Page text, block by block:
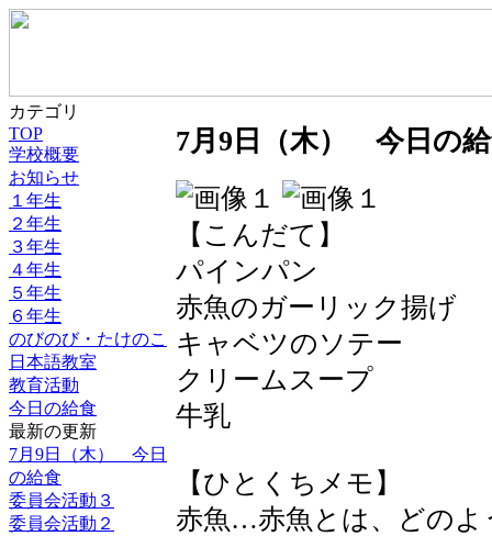
カテゴリ
TOP
学校概要
お知らせ
１年生
２年生
３年生
４年生
５年生
６年生
のびのび・たけのこ
日本語教室
教育活動
今日の給食
最新の更新
7月9日（木） 今日
の給食
委員会活動３
委員会活動２
7月9日（木） 今日の
【こんだて】
パインパン
赤魚のガーリック揚げ
キャベツのソテー
クリームスープ
牛乳
【ひとくちメモ】
赤魚…赤魚とは、どのよ